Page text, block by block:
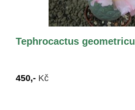
Tephrocactus
450,- Kč